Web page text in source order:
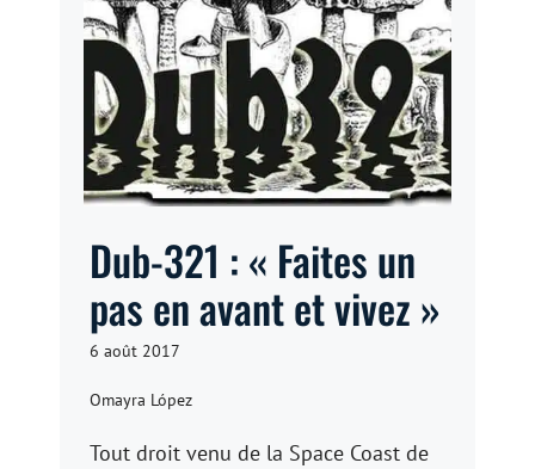
Dub-321 : « Faites un
pas en avant et vivez »
6 août 2017
Omayra López
Tout droit venu de la Space Coast de